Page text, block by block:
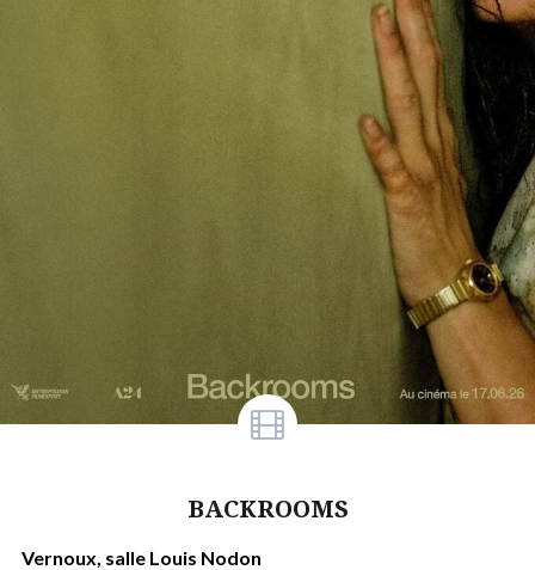
BACKROOMS
Vernoux, salle Louis Nodon